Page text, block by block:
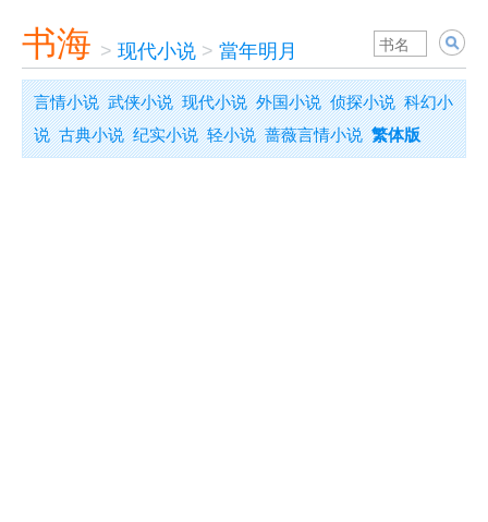
书海 > 现代小说 > 當年明月
言情小说 武侠小说 现代小说 外国小说 侦探小说 科幻小
说 古典小说 纪实小说 轻小说 蔷薇言情小说 繁体版